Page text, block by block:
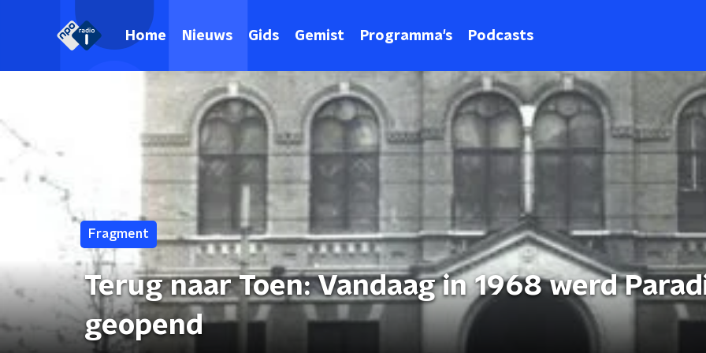
Home Nieuws Gids Gemist Programma's Podcasts
Fragment
Terug naar Toen: Vandaag in 1968 werd
geopend